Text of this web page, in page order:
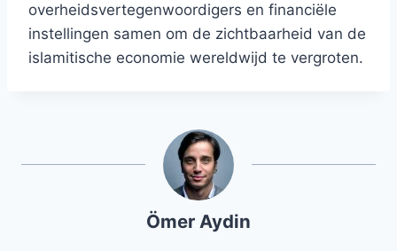
overheidsvertegenwoordigers en financiële
instellingen samen om de zichtbaarheid van de
islamitische economie wereldwijd te vergroten.
Ömer Aydin